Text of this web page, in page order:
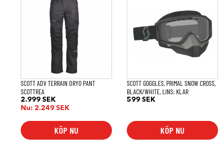
SCOTT ADV TERRAIN DRYO PANT
SCOTTREA
2.999 SEK
Nu: 2.249 SEK
KÖP NU
produkten
varianter.
alternativen
på
produktsidan
SCOTT GOGGLES, PRIMAL SNOW CROSS,
BLACK/WHITE, LINS: KLAR
599SEK
KÖP NU